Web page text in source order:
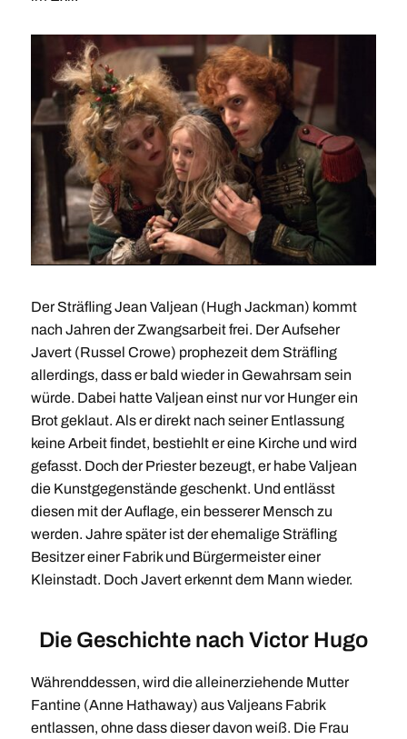
Der Sträfling Jean Valjean (Hugh Jackman) kommt
nach Jahren der Zwangsarbeit frei. Der Aufseher
Javert (Russel Crowe) prophezeit dem Sträfling
allerdings, dass er bald wieder in Gewahrsam sein
würde. Dabei hatte Valjean einst nur vor Hunger ein
Brot geklaut. Als er direkt nach seiner Entlassung
keine Arbeit findet, bestiehlt er eine Kirche und wird
gefasst. Doch der Priester bezeugt, er habe Valjean
die Kunstgegenstände geschenkt. Und entlässt
diesen mit der Auflage, ein besserer Mensch zu
werden. Jahre später ist der ehemalige Sträfling
Besitzer einer Fabrik und Bürgermeister einer
Kleinstadt. Doch Javert erkennt dem Mann wieder.
Die Geschichte nach Victor Hugo
Währenddessen, wird die alleinerziehende Mutter
Fantine (Anne Hathaway) aus Valjeans Fabrik
entlassen, ohne dass dieser davon weiß. Die Frau